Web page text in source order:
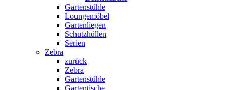
Gartenstühle
Loungemöbel
Gartenliegen
Schutzhüllen
Serien
Zebra
zurück
Zebra
Gartenstühle